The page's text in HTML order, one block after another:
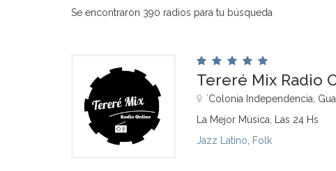
Se encontraron 390 radios para tu búsqueda
Tereré Mix Radio
´Colonia Independencia,
La Mejor Música, Las 24 Hs
Jazz Latino
Folk